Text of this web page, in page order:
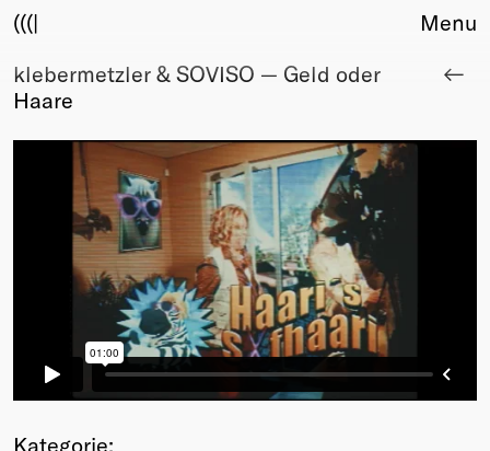
(((|
About
Club
Sponsors
Fair Work
Events
Upcoming
Membership
Info
Young Creatives
Menu
klebermetzler & SOVISO — Geld oder
Haare
Kategorie: